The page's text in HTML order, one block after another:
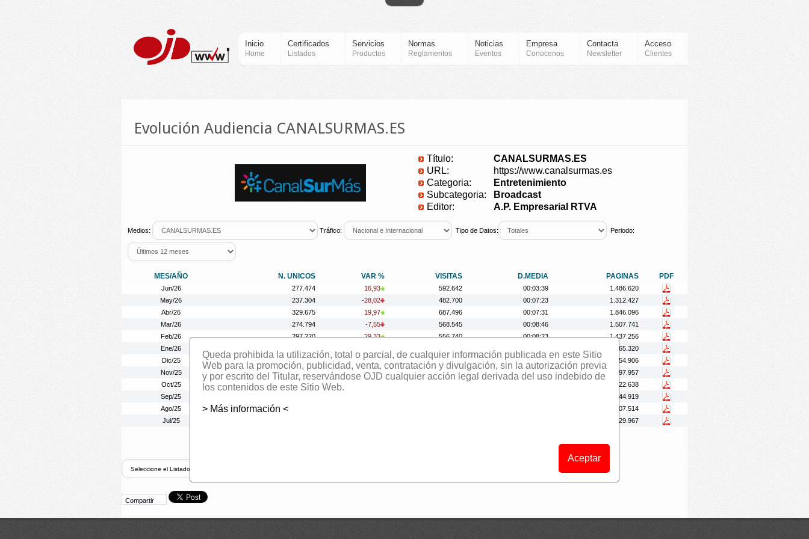
Inicio
Home
Certificados
Listados
Servicios
Productos
Normas
Reglamentos
Noticias
Eventos
Empresa
Conocenos
Contacta
Newsletter
Acceso
Clientes
Evolución Audiencia CANALSURMAS.ES
Título:
CANALSURMAS.ES
URL:
https://www.canalsurmas.es
Categoria:
Entretenimiento
Subcategoria:
Broadcast
Editor:
A.P. Empresarial RTVA
Medios: Tráfico: Tipo de Datos: Periodo:
MES/AÑO N. UNICOS VAR % VISITAS D.MEDIA PAGINAS PDF
Jun/26 277.474 16,93 592.642 00:03:39
1.486.620
May/26
237.304 -28,02 482.700 00:07:23
1.312.427
Abr/26
329.675 19,97 687.496 00:07:31
1.846.096
Mar/26
274.794 -7,55 568.545 00:08:46
1.507.741
Feb/26
297.220 29,33 556.740 00:08:23
1.437.256
Ene/26
1.265.320
Dic/25
232.717 25,84 483.203 00:09:02
1.254.906
Nov/25
184.937 -18,77 421.539 00:09:13
1.097.957
Oct/25
227.678
1.222.638
Sep/25
1.344.919
Ago/25
1.307.514
Jul/25
1.129.967
Compartir
Queda prohibida la utilización, total o parcial, de cualquier información publicada en este Sitio
Web para la promoción, publicidad, venta, contratación y divulgación, sin la autorización previa
y por escrito del Titular, reservándose OJD cualquier acción legal derivada del uso indebido de
los contenidos de este Sitio Web.
> Más información <
Aceptar